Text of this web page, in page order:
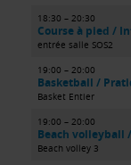
18:30 – 20:30
Course à pied /
entrée salle SOS2
19:00 – 20:00
Basketball /
Basket Entier
19:00 – 20:00
Beach volleyball
Beach volley 3